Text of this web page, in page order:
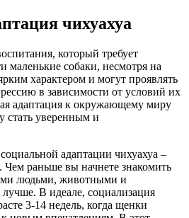
чихуахуа
который требует
маленькие собаки, несмотря на
характером и могут проявлять
в зависимости от условий их
адаптация к окружающему миру
стать уверенным и
адаптации чихуахуа –
Чем раньше вы начнете знакомить
людьми, животными и
В идеале, социализация
3-14 недель, когда щенки